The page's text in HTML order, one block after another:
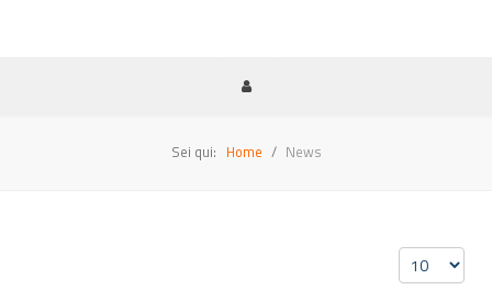
Sei qui: Home News
Visualizza n.